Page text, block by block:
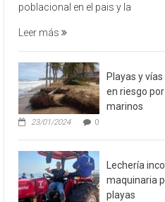
poblacional en el pais y la
Leer más
Playas y
en riesgo
marinos
23/01/2024 0
Lechería
maquinaria
playas